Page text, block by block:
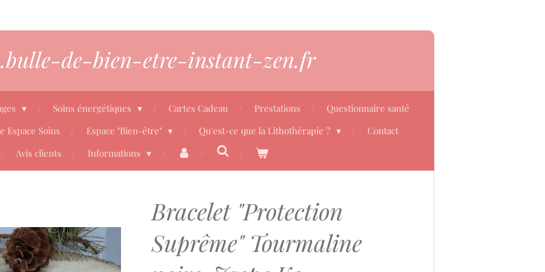
de-bien-etre-instant-zen.fr
Soins énergétiques Cartes Cadeau Prestations
Questionnaire santé
Espace Soins Espace "Bien-être" Qu'est-ce que la Lithothérapie ?
Contact
Avis clients
Informations
Bracelet "Protection
Suprême" Tourmaline